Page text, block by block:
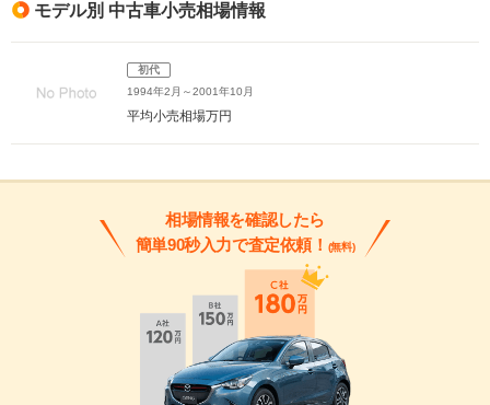
モデル別 中古車小売相場情報
初代
1994年2月～2001年10月
平均小売相場万円
相場情報を確認したら
簡単90秒入力で査定依頼！ (無料)